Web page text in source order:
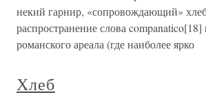
некий гарнир, «сопровождающий»
распространение слова companatico[18]
романского ареала (где наиболее ярко
Хлеб